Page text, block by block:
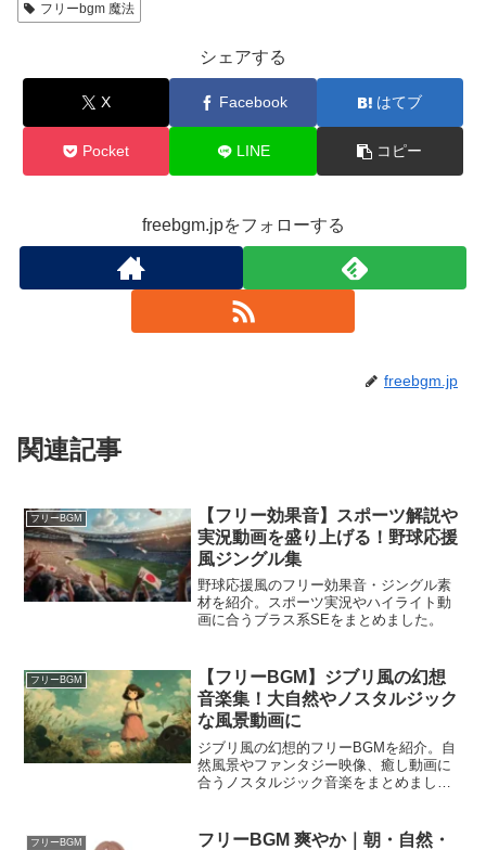
フリーbgm 魔法
シェアする
X Facebook はてブ
Pocket LINE コピー
freebgm.jpをフォローする
freebgm.jp
関連記事
フリーBGM
【フリー効果音】スポーツ解説や
実況動画を盛り上げる！野球応援
風ジングル集
野球応援風のフリー効果音・ジングル素
材を紹介。スポーツ実況やハイライト動
画に合うブラス系SEをまとめました。
フリーBGM
【フリーBGM】ジブリ風の幻想
音楽集！大自然やノスタルジック
な風景動画に
ジブリ風の幻想的フリーBGMを紹介。自
然風景やファンタジー映像、癒し動画に
合うノスタルジック音楽をまとめまし
フリーBGM
フリーBGM 爽やか｜朝・自然・